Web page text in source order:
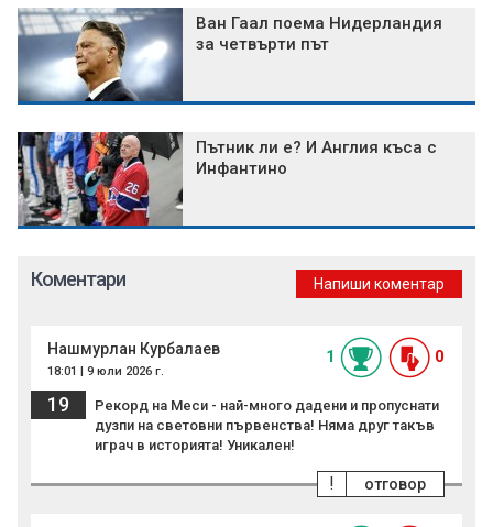
Ван Гаал поема Нидерландия
за четвърти път
Пътник ли е? И Англия къса с
Инфантино
Коментари Напиши коментар
Нашмурлан Курбалаев
18:01 | 9 юли 2026 г.
1 0
19
Рекорд на Меси - най-много дадени и пропуснати
дузпи на световни първенства! Няма друг такъв
играч в историята! Уникален!
отговор
!